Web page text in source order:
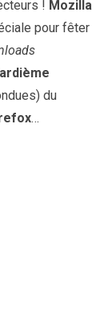
! Mozilla
pour fêter
du
…